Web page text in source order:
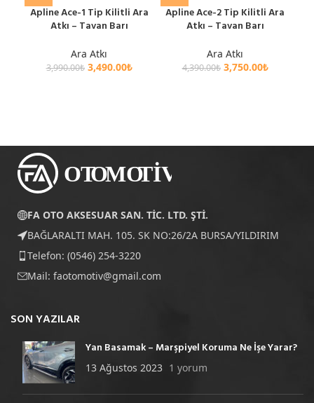
Apline Ace-1 Tip Kilitli Ara
Atkı – Tavan Barı
Ara Atkı
3,990.00₺ 3,490.00₺
Apline Ace-2 Tip Kilitli Ara
Atkı – Tavan Barı
Ara Atkı
4,390.00₺ 3,750.00₺
FA OTO AKSESUAR SAN. TİC. LTD. ŞTİ.
BAĞLARALTI MAH. 105. SK NO:26/2A BURSA/YILDIRIM
Telefon: (0546) 254-3220
Mail: faotomotiv@gmail.com
SON YAZILAR
Yan Basamak – Marşpiyel Koruma Ne İşe Yarar?
13 Ağustos 2023 1 yorum